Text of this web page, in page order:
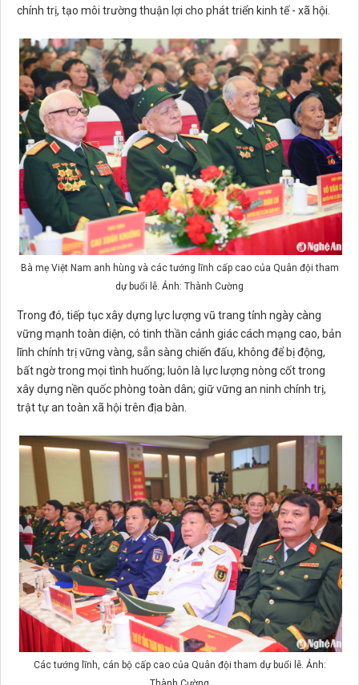
chính trị, tạo môi trường thuận lợi cho phát triển kinh tế - xã hội.
Bà mẹ Việt Nam anh hùng và các tướng lĩnh cấp cao của Quân đội tham
dự buổi lễ. Ảnh: Thành Cường
Trong đó, tiếp tục xây dựng lực lượng vũ trang tỉnh ngày càng
vững mạnh toàn diện, có tinh thần cảnh giác cách mạng cao, bản
lĩnh chính trị vững vàng, sẵn sàng chiến đấu, không để bị động,
bất ngờ trong mọi tình huống; luôn là lực lượng nòng cốt trong
xây dựng nền quốc phòng toàn dân; giữ vững an ninh chính trị,
trật tự an toàn xã hội trên địa bàn.
Các tướng lĩnh, cán bộ cấp cao của Quân đội tham dự buổi lễ. Ảnh: